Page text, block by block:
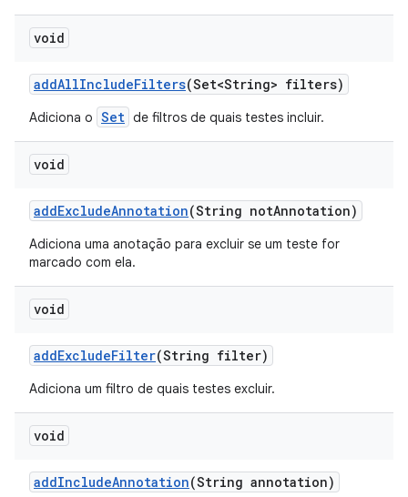
void
addAllIncludeFilters(Set<String> filters)
Adiciona o Set de filtros de quais testes incluir.
void
addExcludeAnnotation(String notAnnotation)
Adiciona uma anotação para excluir se um teste for
marcado com ela.
void
addExcludeFilter(String filter)
Adiciona um filtro de quais testes excluir.
void
addIncludeAnnotation(String annotation)